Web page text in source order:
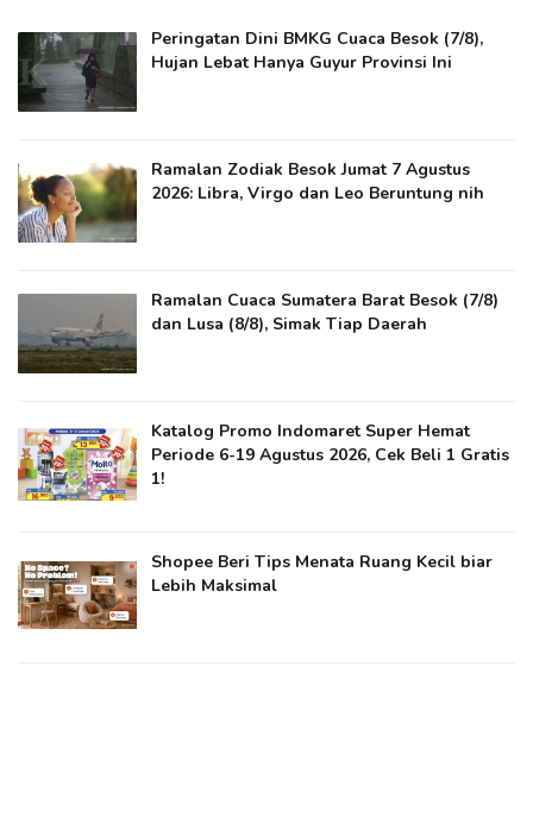
Peringatan Dini BMKG Cuaca Besok (7/8),
Hujan Lebat Hanya Guyur Provinsi Ini
Ramalan Zodiak Besok Jumat 7 Agustus
2026: Libra, Virgo dan Leo Beruntung nih
Ramalan Cuaca Sumatera Barat Besok (7/8)
dan Lusa (8/8), Simak Tiap Daerah
Katalog Promo Indomaret Super Hemat
Periode 6-19 Agustus 2026, Cek Beli 1 Gratis
1!
Shopee Beri Tips Menata Ruang Kecil biar
Lebih Maksimal